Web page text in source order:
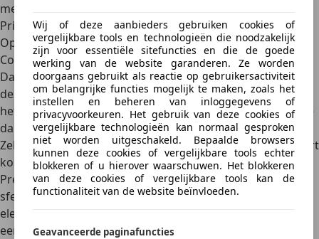
Wij of deze aanbieders gebruiken cookies of
vergelijkbare tools en technologieën die noodzakelijk
zijn voor essentiële sitefuncties en die de goede
werking van de website garanderen. Ze worden
doorgaans gebruikt als reactie op gebruikersactiviteit
om belangrijke functies mogelijk te maken, zoals het
instellen en beheren van inloggegevens of
privacyvoorkeuren. Het gebruik van deze cookies of
vergelijkbare technologieën kan normaal gesproken
niet worden uitgeschakeld. Bepaalde browsers
kunnen deze cookies of vergelijkbare tools echter
blokkeren of u hierover waarschuwen. Het blokkeren
van deze cookies of vergelijkbare tools kan de
functionaliteit van de website beïnvloeden.
Geavanceerde paginafuncties
meedenkt met piepjes en correcties.
Prijs als belangrijkste wapen
Op het moment van schrijven heeft de MG4 Urban
Comfort 43 kWh een tijdelijke vanafprijs van 23.950 euro.
Daarna stijgt die naar 25.950 euro. Dat prijsverschil roept
dezelfde vraag op als bij veel andere introductie-acties: als
het voor minder kan, waarom dan later meer vragen? Hoe
dan ook: voor 23.950 euro is dit een scherpe aanbieding.
Zeker omdat je standaard al veel krijgt. De 54 kWh Comfort
kost tijdelijk 26.950 euro en biedt vooral meer bereik. De
Premium begint bij 29.950 euro en voegt onder meer
sfeerverlichting, een zes-speaker audiosysteem, een
elektrisch verstelbare bestuurdersstoel, privacy glass en
een 360 graden camera toe. De basisversie is dus